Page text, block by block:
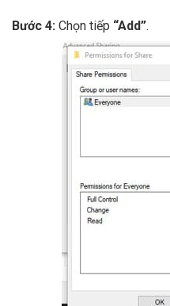
Bước 4: Chọn tiếp “Add”.